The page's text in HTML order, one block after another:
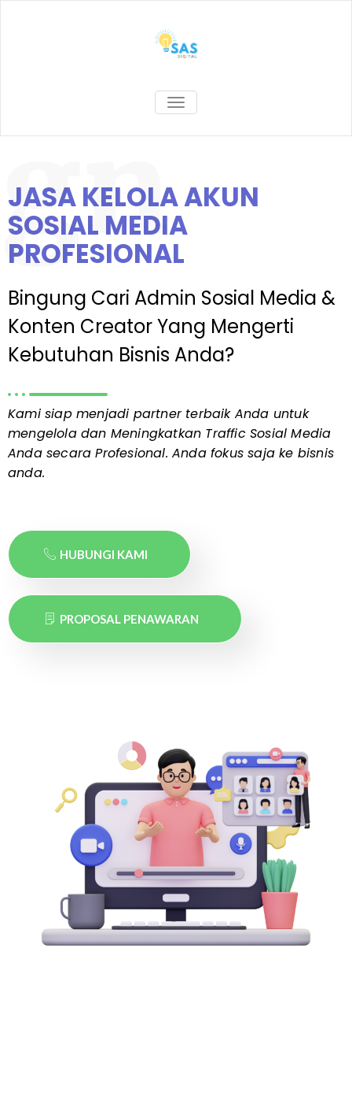
TOGGLE NAVIGATION
JASA KELOLA AKUN
SOSIAL MEDIA
PROFESIONAL​
Bingung Cari Admin Sosial Media &
Konten Creator Yang Mengerti
Kebutuhan Bisnis Anda?
Kami siap menjadi partner terbaik Anda untuk
mengelola dan Meningkatkan Traffic Sosial Media
Anda secara Profesional. Anda fokus saja ke bisnis
anda.
HUBUNGI KAMI
PROPOSAL PENAWARAN